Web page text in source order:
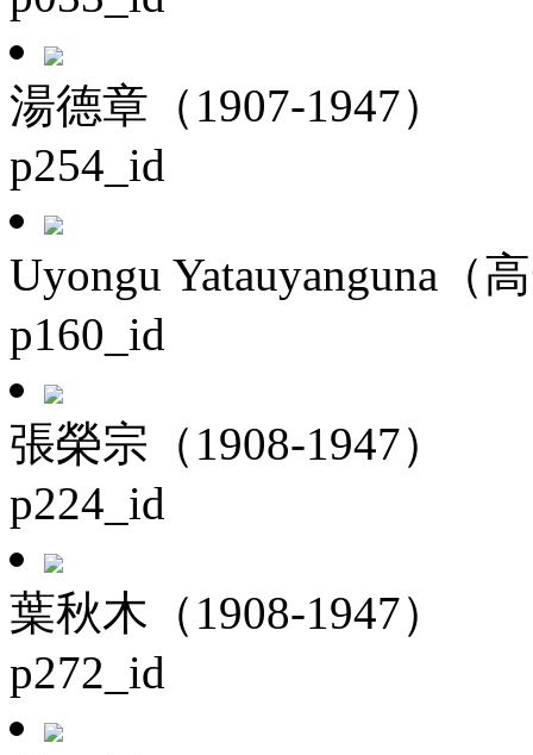
湯德章（1907-1947）
p254_id
Uyongu Yatauyanguna（
p160_id
張榮宗（1908-1947）
p224_id
葉秋木（1908-1947）
p272_id